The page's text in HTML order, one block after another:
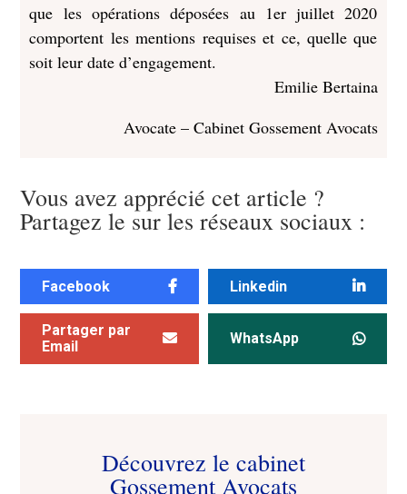
que les opérations déposées au 1er juillet 2020
comportent les mentions requises et ce, quelle que
soit leur date d’engagement.
Emilie Bertaina
Avocate – Cabinet Gossement Avocats
Vous avez apprécié cet article ?
Partagez le sur les réseaux sociaux :
Facebook Linkedin
Partager par
Email
WhatsApp
Découvrez le cabinet
Gossement Avocats